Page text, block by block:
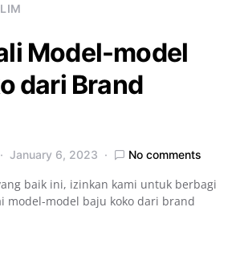
Model-model
dari Brand
January 6, 2023 No comments
baik ini, izinkan kami untuk berbagi
model-model baju koko dari brand